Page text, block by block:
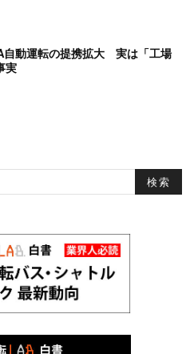
自動運転の提携拡大 実は「工場
実